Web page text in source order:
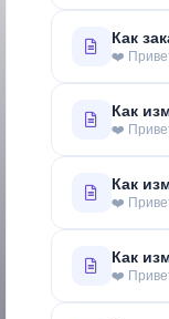
Как
❤️
Как
❤️
Как
❤️
Как
❤️